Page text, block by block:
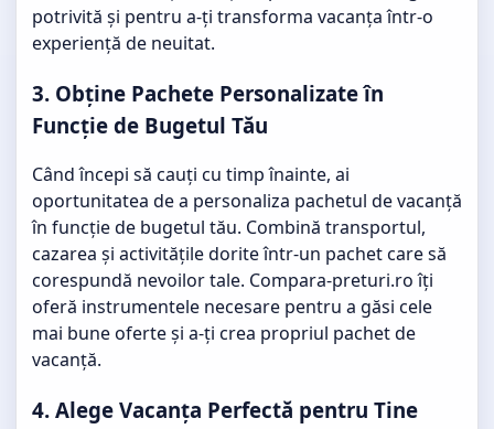
potrivită și pentru a-ți transforma vacanța într-o
experiență de neuitat.
3. Obține Pachete Personalizate în
Funcție de Bugetul Tău
Când începi să cauți cu timp înainte, ai
oportunitatea de a personaliza pachetul de vacanță
în funcție de bugetul tău. Combină transportul,
cazarea și activitățile dorite într-un pachet care să
corespundă nevoilor tale. Compara-preturi.ro îți
oferă instrumentele necesare pentru a găsi cele
mai bune oferte și a-ți crea propriul pachet de
vacanță.
4. Alege Vacanța Perfectă pentru Tine